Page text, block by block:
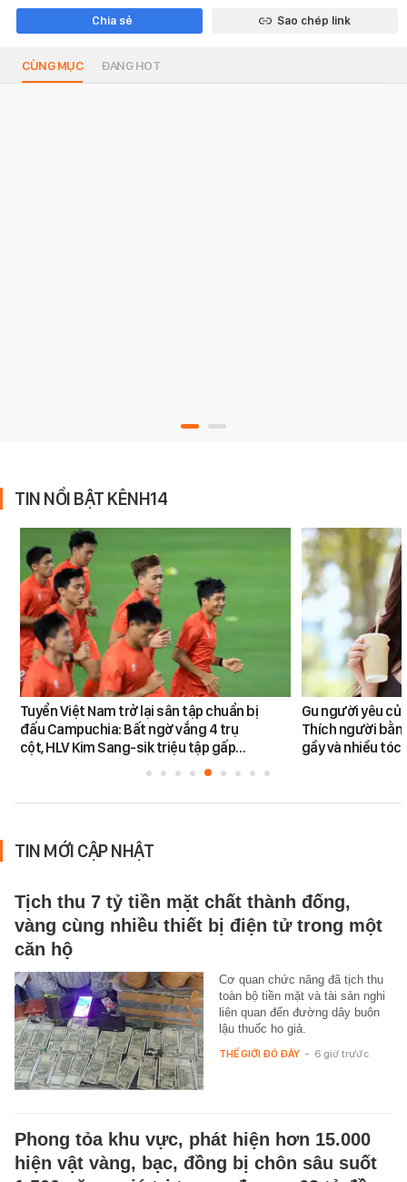
Chia sẻ Sao chép link
CÙNG MỤC ĐANG HOT
TIN NỔI BẬT KÊNH14
Tuyển Việt Nam trở lại sân tập chuẩn bị
đấu Campuchia: Bất ngờ vắng 4 trụ
cột, HLV Kim Sang-sik triệu tập gấp…
Gu người yêu
Thích người
gầy và nhiều tóc
TIN MỚI CẬP NHẬT
Tịch thu 7 tỷ tiền mặt chất thành đống,
vàng cùng nhiều thiết bị điện tử trong một
căn hộ
Cơ quan chức năng đã tịch thu
toàn bộ tiền mặt và tài sản nghi
liên quan đến đường dây buôn
lậu thuốc ho giả.
THẾ GIỚI ĐÓ ĐÂY - 6 giờ trước
Phong tỏa khu vực, phát hiện hơn 15.000
hiện vật vàng, bạc, đồng bị chôn sâu suốt